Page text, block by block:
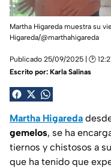
Martha Higareda muestra su
Higareda/@marthahigareda
Publicado 25/09/2025 | 🕑
Escrito por: Karla Salinas
Martha Higareda
gemelos, se ha
tiernos y chistosos a
que ha tenido que